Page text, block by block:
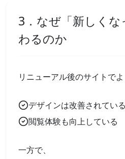
3．なぜ「新しく
わるのか
リニューアル後のサイトでよ
デザインは改善されている
閲覧体験も向上している
一方で、